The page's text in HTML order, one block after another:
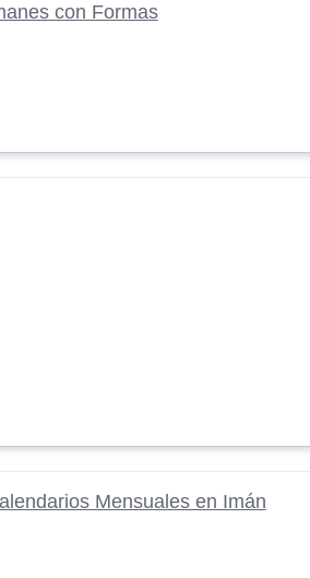
con Formas
Mensuales en Imán